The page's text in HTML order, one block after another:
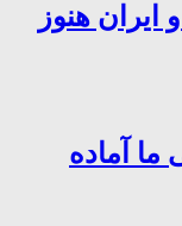
ایران هنوز
آماده